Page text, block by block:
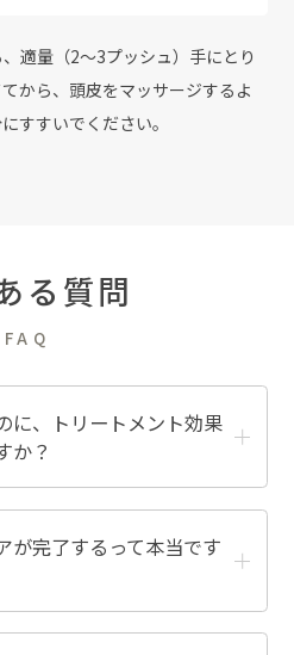
適量（2～3プッシュ）手にとり
から、頭皮をマッサージするよ
すすいでください。
る質問
FAQ
に、トリートメント効果
か？
が完了するって本当です